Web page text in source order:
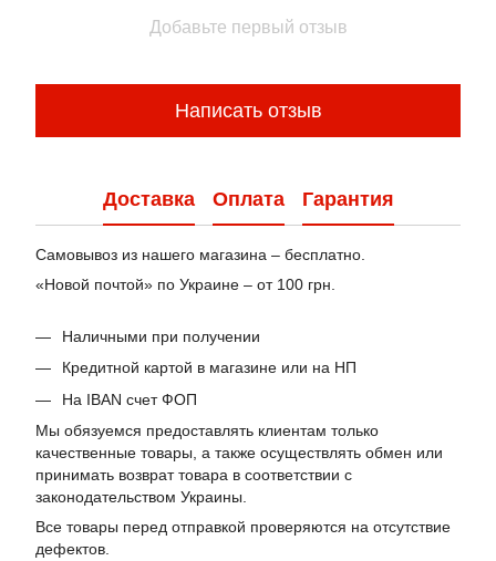
Добавьте первый отзыв
Написать отзыв
Доставка Оплата Гарантия
Самовывоз из нашего магазина – бесплатно.
«Новой почтой» по Украине – от 100 грн.
Наличными при получении
Кредитной картой в магазине или на НП
На IBAN счет ФОП
Мы обязуемся предоставлять клиентам только
качественные товары, а также осуществлять обмен или
принимать возврат товара в соответствии с
законодательством Украины.
Все товары перед отправкой проверяются на отсутствие
дефектов.